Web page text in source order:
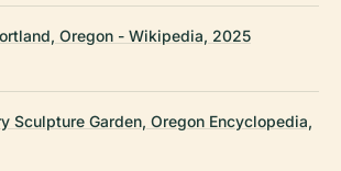
Oregon - Wikipedia, 2025
Sculpture Garden, Oregon Encyclopedia,